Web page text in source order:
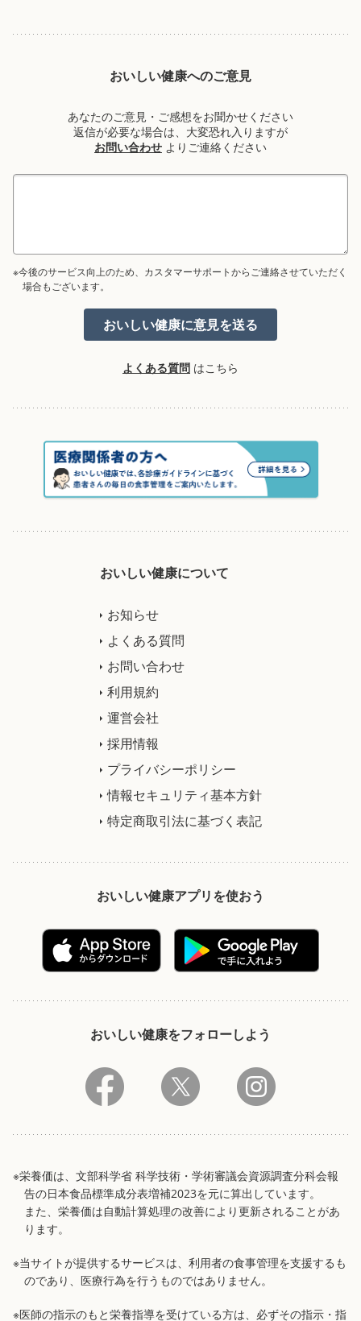
おいしい健康へのご意見
あなたのご意見・ご感想をお聞かせください
返信が必要な場合は、大変恐れ入りますが
お問い合わせ よりご連絡ください
※今後のサービス向上のため、カスタマーサポートからご連絡させていただく
場合もございます。
よくある質問 はこちら
おいしい健康について
お知らせ
よくある質問
お問い合わせ
利用規約
運営会社
採用情報
プライバシーポリシー
情報セキュリティ基本方針
特定商取引法に基づく表記
おいしい健康アプリを使おう
おいしい健康をフォローしよう
※栄養価は、文部科学省 科学技術・学術審議会資源調査分科会報
告の日本食品標準成分表増補2023を元に算出しています。
また、栄養価は自動計算処理の改善により更新されることがあ
ります。
※当サイトが提供するサービスは、利用者の食事管理を支援するも
のであり、医療行為を行うものではありません。
※医師の指示のもと栄養指導を受けている方は、必ずその指示・指